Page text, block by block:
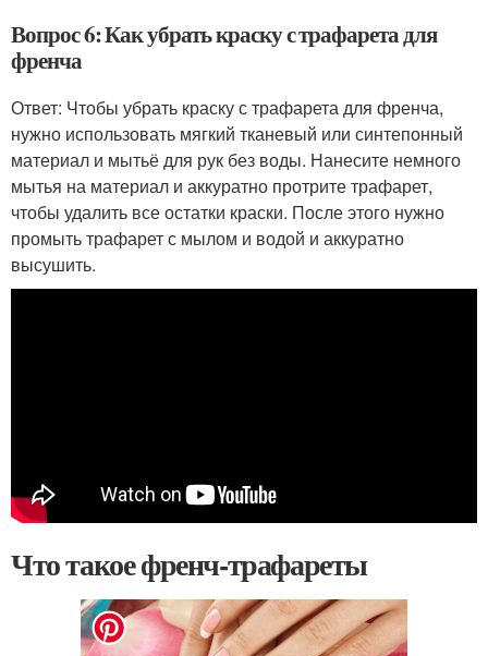
Вопрос 6: Как убрать краску с трафарета для
френча
Ответ: Чтобы убрать краску с трафарета для френча,
нужно использовать мягкий тканевый или синтепонный
материал и мытьё для рук без воды. Нанесите немного
мытья на материал и аккуратно протрите трафарет,
чтобы удалить все остатки краски. После этого нужно
промыть трафарет с мылом и водой и аккуратно
высушить.
Что такое френч-трафареты